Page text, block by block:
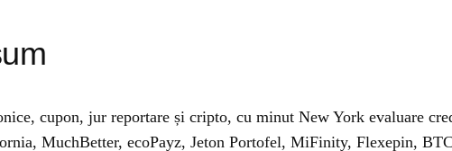
cupon, jur reportare și cripto, cu minut New York evaluare
MuchBetter, ecoPayz, Jeton Portofel, MiFinity, Flexepin,